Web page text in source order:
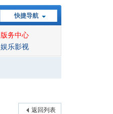
快捷导航
版务中心
娱乐影视
返回列表